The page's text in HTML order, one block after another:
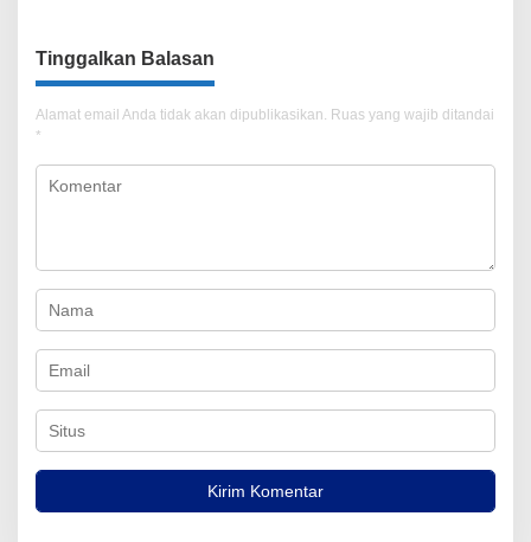
Tinggalkan Balasan
Alamat email Anda tidak akan dipublikasikan. Ruas yang wajib ditandai
*